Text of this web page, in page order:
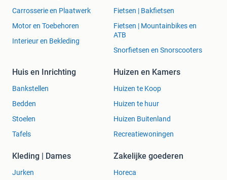
Carrosserie en Plaatwerk
Motor en Toebehoren
Interieur en Bekleding
Fietsen | Bakfietsen
Fietsen | Mountainbikes en
ATB
Snorfietsen en Snorscooters
Huis en Inrichting
Bankstellen
Bedden
Stoelen
Tafels
Huizen en Kamers
Huizen te Koop
Huizen te huur
Huizen Buitenland
Recreatiewoningen
Kleding | Dames
Jurken
Zakelijke goederen
Horeca